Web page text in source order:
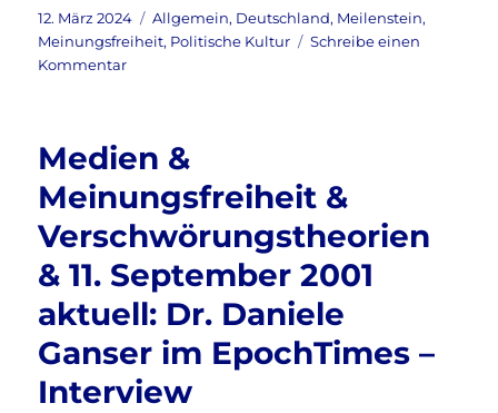
c
e
o
k
it
te
ai
l
le
n
Veröffentlicht
am
12. März 2024 Kategorien
Allgemein, Deutschland, Meilenstein,
Meinungsfreiheit, Politische Kultur
Schreibe einen
Kommentarzu
&
&
Migration
&
Frieden
&
Ganser
&
Hahne
&
Medien &
Meinungsfreiheit &
Verschwörungstheorien
& 11. September 2001
aktuell: Dr. Daniele
Ganser im EpochTimes –
Interview